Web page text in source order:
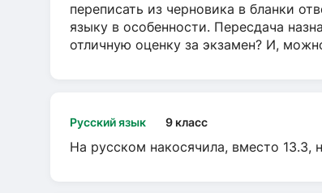
переписать из черновика в бланки
языку в особенности. Пересдача
отличную оценку за экзамен? И,
Русский язык 9 класс
На русском накосячила, вместо 13.3,